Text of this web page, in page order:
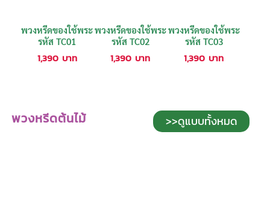
พวงหรีดของใช้พระ
รหัส TC01
1,390 บาท
พวงหรีดของใช้พระ
รหัส TC02
1,390 บาท
พวงหรีดของใช้พระ
รหัส TC03
1,390 บาท
พวงหรีดต้นไม้ >>ดูแบบทั้งหมด